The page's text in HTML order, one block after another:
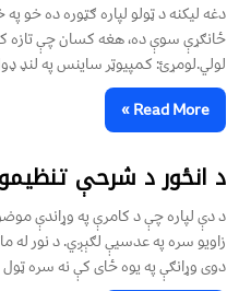
دغه لیکنه د ټولو لپاره ګټوره ده
ځانګړې سوې ده، هغه کسان چې تازه
لولي.لومړئ: کمپيوټر ساینس په لنډ
Read More »
د انځور د شرحې
د دې لپاره چې د کامرې په وړاندې
زاويو سره په عدسيې لګېږي. د نور له
دوی وړانګې په يوه ځای کې نه سره ټول